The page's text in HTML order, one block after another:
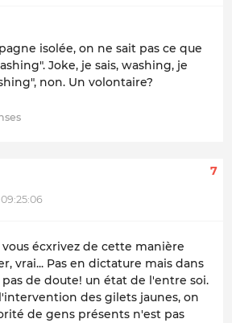
isolée, on ne sait pas ce que
Joke, je sais, washing, je
non. Un volontaire?
7
écxrivez de cette manière
vrai... Pas en dictature mais dans
de doute! un état de l'entre soi.
des gilets jaunes, on
de gens présents n'est pas